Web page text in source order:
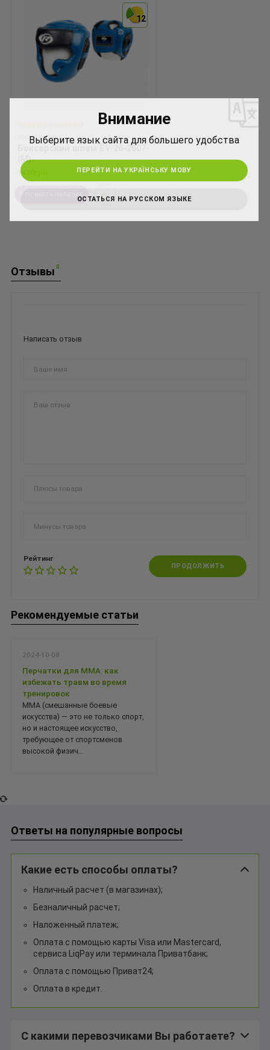
12
12
К00018690
Боксерский шлем EV-26-2607-
(M)
1430грн.
Отзывы 0
Написать отзыв
Рейтинг
ПРОДОЛЖИТЬ
Рекомендуемые статьи
2024-10-08
Перчатки для ММА: как
избежать травм во время
тренировок
ММА (смешанные боевые
искусства) — это не только спорт,
но и настоящее искусство,
требующее от спортсменов
высокой физич...
Ответы на популярные вопросы
Какие есть способы оплаты?
Наличный расчет (в магазинах);
Безналичный расчет;
Наложенный платеж;
Оплата с помощью карты Visa или Mastercard,
сервиса LiqPay или терминала Приватбанк;
Оплата с помощью Приват24;
Оплата в кредит.
С какими перевозчиками Вы работаете?
Внимание
Выберите язык сайта для большего удобства
ПЕРЕЙТИ НА УКРАЇНСЬКУ МОВУ
ОСТАТЬСЯ НА РУССКОМ ЯЗЫКЕ